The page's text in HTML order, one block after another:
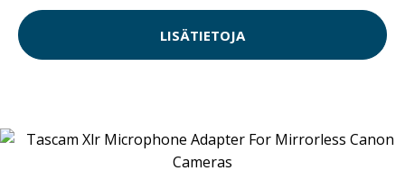
LISÄTIETOJA